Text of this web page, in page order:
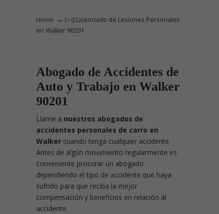
Home → ▷🥇Licenciado de Lesiones Personales
en Walker 90201
Abogado de Accidentes de
Auto y Trabajo en Walker
90201
Llame a nuestros abogados de
accidentes personales de carro en
Walker cuando tenga cualquier accidente.
Antes de algún movimiento regularmente es
conveniente procurar un abogado
dependiendo el tipo de accidente que haya
sufrido para que reciba la mejor
compensación y beneficios en relación al
accidente.